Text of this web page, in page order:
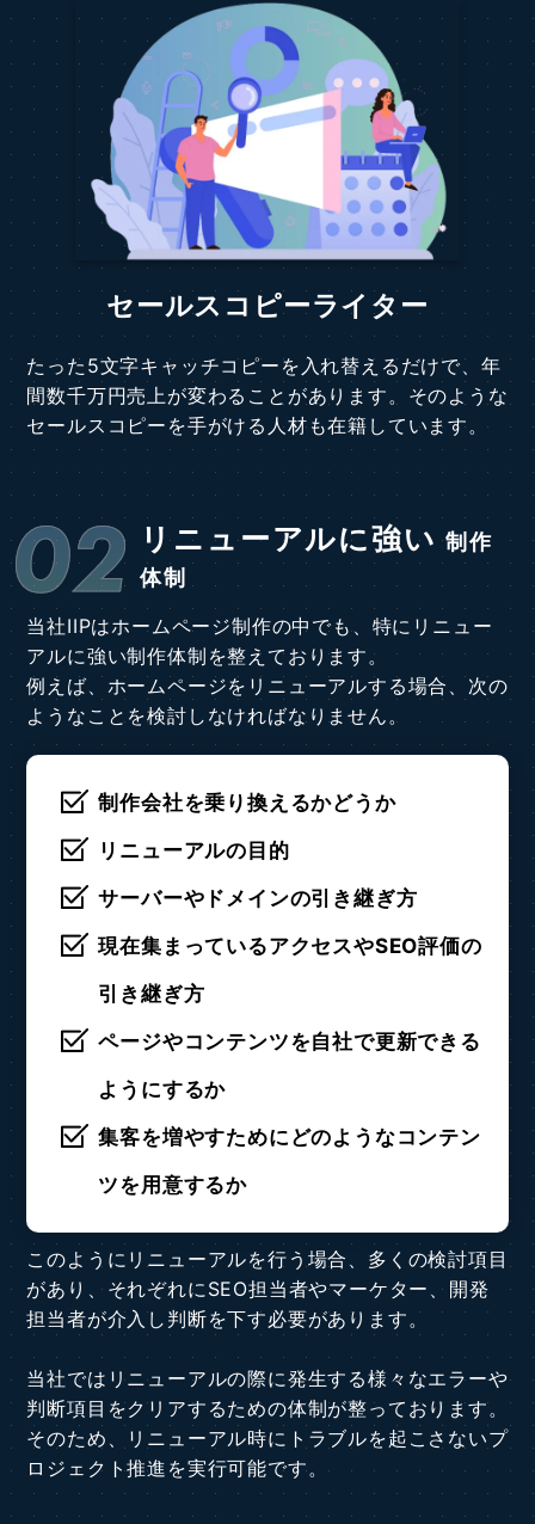
セールスコピーライター
たった5文字キャッチコピーを入れ替えるだけで、年
間数千万円売上が変わることがあります。そのような
セールスコピーを手がける人材も在籍しています。
02 リニューアルに強い制作
体制
当社IIPはホームページ制作の中でも、特にリニュー
アルに強い制作体制を整えております。
例えば、ホームページをリニューアルする場合、次の
ようなことを検討しなければなりません。
制作会社を乗り換えるかどうか
リニューアルの目的
サーバーやドメインの引き継ぎ方
現在集まっているアクセスやSEO評価の
引き継ぎ方
ページやコンテンツを自社で更新できる
ようにするか
集客を増やすためにどのようなコンテン
ツを用意するか
このようにリニューアルを行う場合、多くの検討項目
があり、それぞれにSEO担当者やマーケター、開発
担当者が介入し判断を下す必要があります。
当社ではリニューアルの際に発生する様々なエラーや
判断項目をクリアするための体制が整っております。
そのため、リニューアル時にトラブルを起こさないプ
ロジェクト推進を実行可能です。